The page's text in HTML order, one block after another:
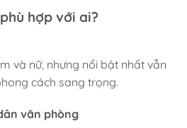
hợp với ai?
và nữ, nhưng nổi bật nhất vẫn
cách sang trọng.
văn phòng